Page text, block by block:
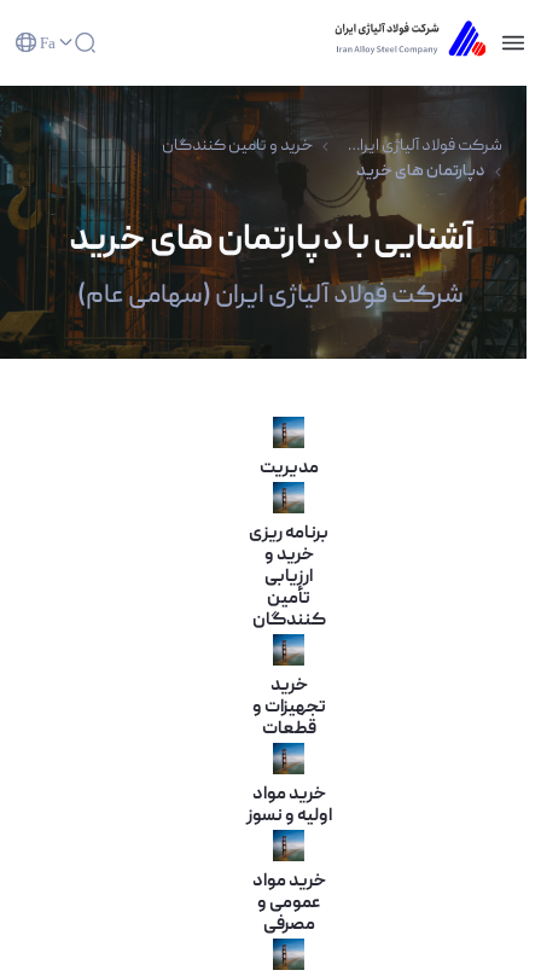
Fa
دپارتمان های خرید - شرکت فولاد آلیاژی
ایران(سهامی عام)شرکت فولاد آلیاژی ایران(سهامی عام)
خرید و تامین کنندگان
دپارتمان های خرید
آشنایی با دپارتمان های خرید
شرکت فولاد آلیاژی ایران (سهامی عام)
مدیریت
برنامه ریزی
خرید و
ارزیابی
تأمین
کنندگان
خرید
تجهیزات و
قطعات
خرید مواد
اولیه و نسوز
خرید مواد
عمومی و
مصرفی